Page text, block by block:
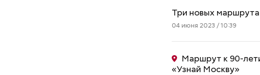
Три новых
04 июня 2023 / 10:39
Маршрут к 90-
«Узнай Москву»